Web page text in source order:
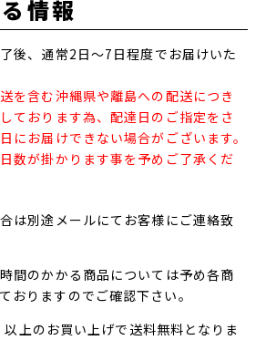
情報
後、通常2日～7日程度でお届けいた
を含む沖縄県や離島への配送につき
ております為、配達日のご指定をさ
にお届けできない場合がございます。
数が掛かります事を予めご了承くだ
は別途メールにてお客様にご連絡致
間のかかる商品については予め各商
おりますのでご確認下さい。
上のお買い上げで送料無料となりま